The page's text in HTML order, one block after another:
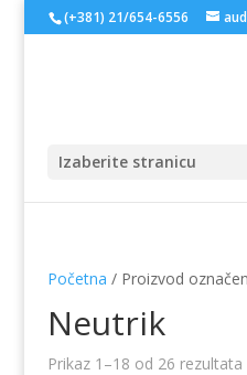
(+381) 21/654-6556
Izaberite stranicu
Početna / Proizvod
Neutrik
Prikaz 1–18 od 26 rezultata